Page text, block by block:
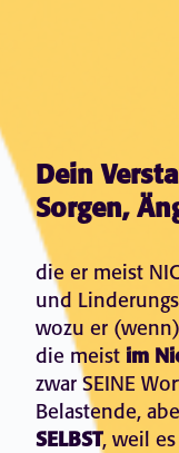
Dein
Sorgen,
die er meist
und
wozu er
die meist im
zwar SEINE
Belastende,
SELBST, weil